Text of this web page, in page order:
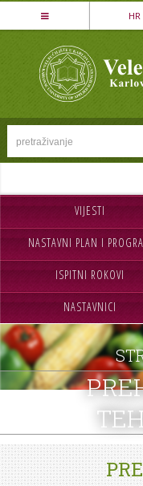
Stručni studij
LOVSTVO I ZAŠTITA PRIRODE
MEHATRONIKA
PREHRAMBENA
SIGURNOST I ZAŠTITA
UGOSTITELJSTVO
Specijalistički studij
POSLOVNO UPRAVLJANJE
SIGURNOST I ZAŠTITA
STROJARSTVO
HR
NASLOVNA
VELEUČILIŠTE
STUDENTI
CJELOŽIVOTNO UČENJE
NABAVA
SKUP ZRZZ
VIJESTI
NASTAVNI PLAN I
ISPITNI ROKOVI
NASTAVNICI